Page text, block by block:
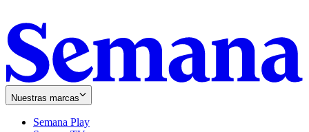
Nuestras marcas
Semana Play